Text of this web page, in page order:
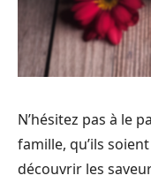
N’hésitez pas à le
famille, qu’ils
découvrir les